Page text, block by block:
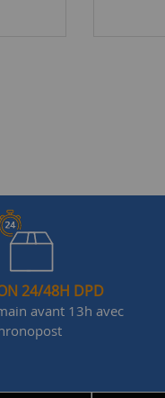
24/48H DPD
avant 13h avec